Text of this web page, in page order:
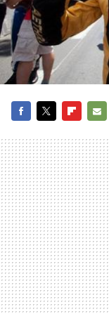
MAIL